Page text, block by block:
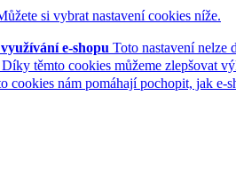
si vybrat nastavení cookies níže.
e-shopu Toto nastavení nelze
Díky těmto cookies můžeme zlepšovat
cookies nám pomáhají pochopit, jak e-